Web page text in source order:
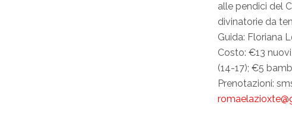
alle pendici del
divinatorie da
Guida: Floriana
Costo: €13
(14-17); €5
Prenotazioni: